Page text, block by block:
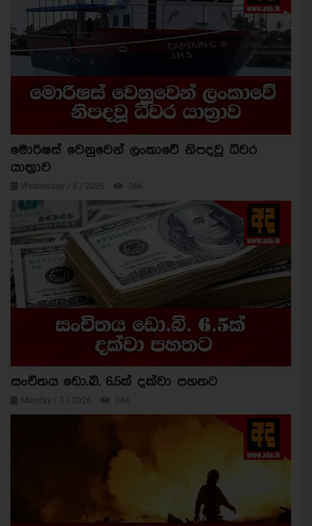
මොරිෂස් වෙනුවෙන් ලංකාවේ නිපදවූ ධීවර
යාත්‍රාව
Wednesday / 5 / 2026 366
සංචිතය ඩො.බි. 6.5ක් දක්වා පහතට
Monday / 3 / 2026 348